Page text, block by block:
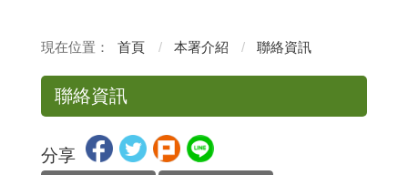
首頁 本署介紹 聯絡資訊
聯絡資訊
分享